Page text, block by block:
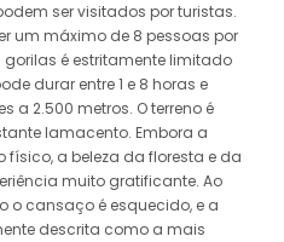
ser visitados por turistas.
um máximo de 8 pessoas por
gorilas é estritamente limitado
durar entre 1 e 8 horas e
a 2.500 metros. O terreno é
lamacento. Embora a
a beleza da floresta e da
muito gratificante. Ao
o cansaço é esquecido, e a
descrita como a mais